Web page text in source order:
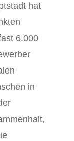
hat
6.000
in